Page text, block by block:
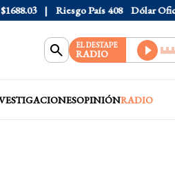
Riesgo País 408 Dólar Oficial
EL DESTAPE
RADIO
OPINIÓNRADIO